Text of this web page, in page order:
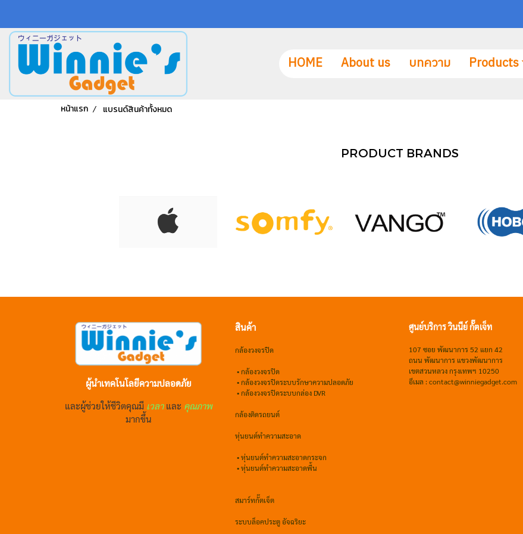
HOME About us บทความ Products
หน้าแรก แบรนด์สินค้าทั้งหมด
PRODUCT BRANDS
ผู้นำเทคโนโลยีความปลอดภัย
และผู้ช่วยให้ชีวิตคุณมี เวลา และ คุณภาพ
มากขึ้น
สินค้า
กล้องวงจรปิด
•กล้องวงจรปิด
•กล้องวงจรปิดระบบรักษาความปลอดภัย
• กล้องวงจรปิดระบบกล่อง DVR
กล้องติดรถยนต์
หุ่นยนต์ทำความสะอาด
•หุ่นยนต์ทำความสะอาดกระจก
•หุ่นยนต์ทำความสะอาดพื้น
สมาร์ทกั๊ตเจ็ต
ระบบล็อคประตู อัจฉริยะ
ศูนย์บริการ วินนีย์ กั๊ตเจ็ท
107 ซอย พัฒนาการ 52 แยก 42
ถนน พัฒนาการ แขวงพัฒนาการ
เขตสวนหลวง กรุงเทพฯ 10250
อีเมล : contact@winniegadget.com